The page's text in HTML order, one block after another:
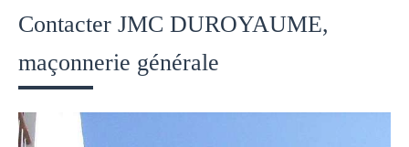
Contacter JMC DUROYAUME,
maçonnerie générale